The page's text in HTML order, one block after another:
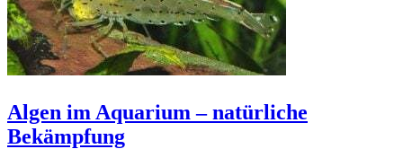
Algen im Aquarium – natürliche
Bekämpfung